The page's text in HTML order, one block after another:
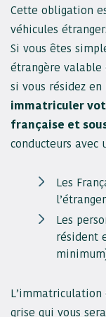
Cette obligation
véhicules
Si vous êtes
étrangère valable
si vous résidez en
immatriculer
française et
conducteurs avec
Les
l’étranger
Les
résident
grise qui vous